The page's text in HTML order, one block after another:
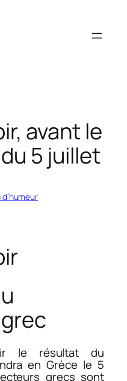
avant le
5 juillet
le résultat du
en Grèce le 5
grecs sont